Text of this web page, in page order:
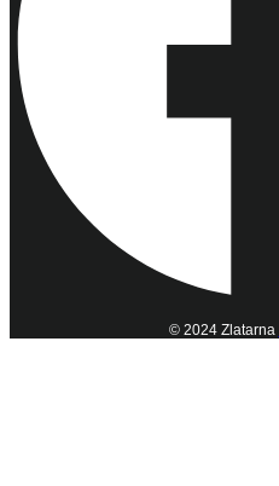
© 2024 Zlatarna